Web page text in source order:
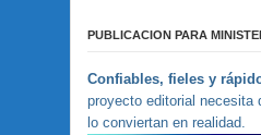
PUBLICACION PARA
Confiables, fieles y
proyecto editorial necesita
lo conviertan en realidad.